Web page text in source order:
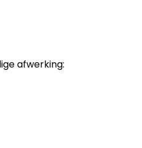
afwerking: